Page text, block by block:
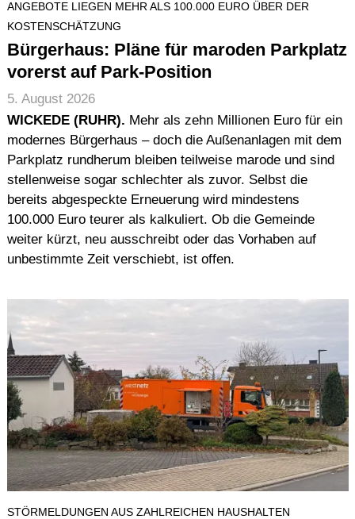
ANGEBOTE LIEGEN MEHR ALS 100.000 EURO ÜBER DER
KOSTENSCHÄTZUNG
Bürgerhaus: Pläne für maroden Parkplatz
vorerst auf Park-Position
5. August 2026
WICKEDE (RUHR). Mehr als zehn Millionen Euro für ein
modernes Bürgerhaus – doch die Außenanlagen mit dem
Parkplatz rundherum bleiben teilweise marode und sind
stellenweise sogar schlechter als zuvor. Selbst die
bereits abgespeckte Erneuerung wird mindestens
100.000 Euro teurer als kalkuliert. Ob die Gemeinde
weiter kürzt, neu ausschreibt oder das Vorhaben auf
unbestimmte Zeit verschiebt, ist offen.
STÖRMELDUNGEN AUS ZAHLREICHEN HAUSHALTEN